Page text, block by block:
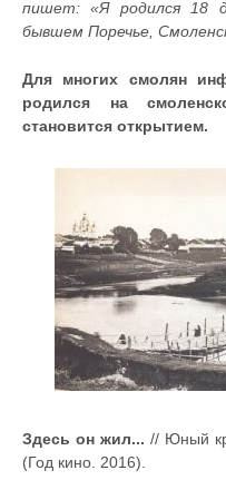
пишет: «Я родился 18
бывшем Поречье,
Для многих смолян
родился на
становится открытием.
Здесь он жил...// Юный
(Год кино. 2016).